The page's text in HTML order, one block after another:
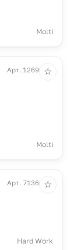
Molti
Арт. 12699.30
Molti
☆
Арт. 71360.10
Hard Work
☆